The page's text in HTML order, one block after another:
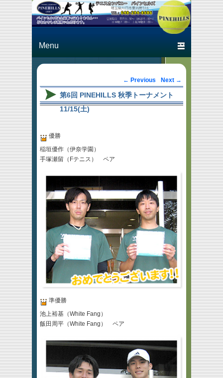
テニスカン
Just another テニスカン
パニー パインヒルズ
Post navigation
← Previous Next →
第6回 PINEHILLS 秋季トーナメント
11/15(土)
優勝
稲垣優作（伊奈学園）
手塚瀬留（Fテニス） ペア
準優勝
池上裕基（White Fang）
飯田周平（White Fang） ペア